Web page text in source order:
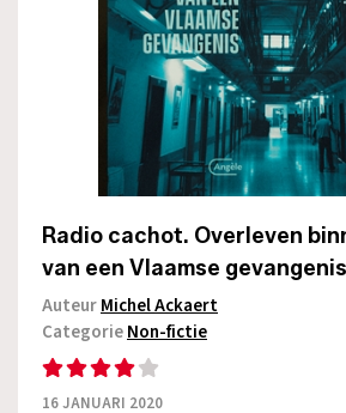
Radio cachot. Overleven
van een Vlaamse gevangenis
AuteurMichel Ackaert
CategorieNon-fictie
16 JANUARI 2020